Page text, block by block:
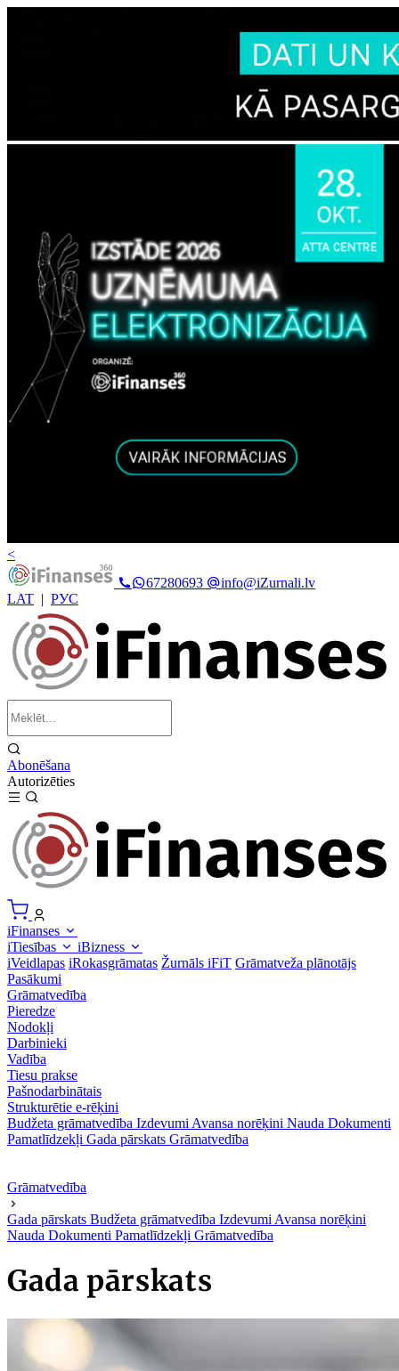
<
67280693
info@iZurnali.lv
LAT | РУС
Abonēšana
Autorizēties
iFinanses
iTiesības
iBizness
iVeidlapas iRokasgrāmatas Žurnāls iFiT Grāmatveža plānotājs
Pasākumi
Grāmatvedība
Pieredze
Nodokļi
Darbinieki
Vadība
Tiesu prakse
Pašnodarbinātais
Strukturētie e-rēķini
Budžeta grāmatvedība Izdevumi Avansa norēķini Nauda Dokumenti
Pamatlīdzekļi Gada pārskats Grāmatvedība
Grāmatvedība
Gada pārskats Budžeta grāmatvedība Izdevumi Avansa norēķini
Nauda Dokumenti Pamatlīdzekļi Grāmatvedība
Gada pārskats